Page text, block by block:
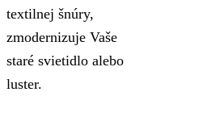
textilnej šnúry,
zmodernizuje Vaše
staré svietidlo alebo
luster.